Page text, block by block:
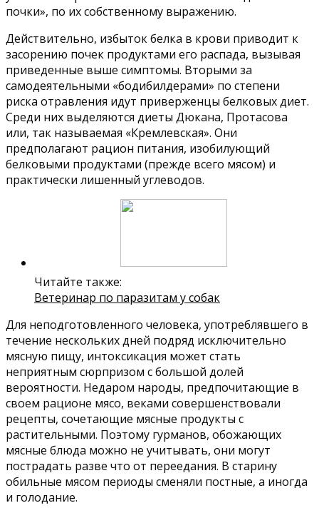
почки», по их собственному выражению.
Действительно, избыток белка в крови приводит к
засорению почек продуктами его распада, вызывая
приведенные выше симптомы. Вторыми за
самодеятельными «бодибилдерами» по степени
риска отравления идут приверженцы белковых диет.
Среди них выделяются диеты Дюкана, Протасова
или, так называемая «Кремлевская». Они
предполагают рацион питания, изобилующий
белковыми продуктами (прежде всего мясом) и
практически лишенный углеводов.
Читайте также:
Ветеринар по паразитам у собак
Для неподготовленного человека, употреблявшего в
течение нескольких дней подряд исключительно
мясную пищу, интоксикация может стать
неприятным сюрпризом с большой долей
вероятности. Недаром народы, предпочитающие в
своем рационе мясо, веками совершенствовали
рецепты, сочетающие мясные продукты с
растительными. Поэтому гурманов, обожающих
мясные блюда можно не учитывать, они могут
пострадать разве что от переедания. В старину
обильные мясом периоды сменяли постные, а иногда
и голодание.